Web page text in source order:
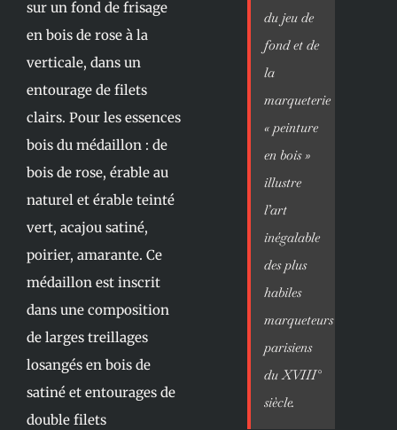
sur un fond de frisage
en bois de rose à la
verticale, dans un
entourage de filets
clairs. Pour les essences
bois du médaillon : de
bois de rose, érable au
naturel et érable teinté
vert, acajou satiné,
poirier, amarante. Ce
médaillon est inscrit
dans une composition
de larges treillages
losangés en bois de
satiné et entourages de
double filets
du jeu de
fond et de
la
marqueterie
« peinture
en bois »
illustre
l’art
inégalable
des plus
habiles
marqueteurs
parisiens
du XVIII°
siècle.